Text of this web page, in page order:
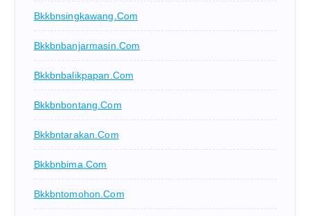
Bkkbnsingkawang.com
Bkkbnbanjarmasin.com
Bkkbnbalikpapan.com
Bkkbnbontang.com
Bkkbntarakan.com
Bkkbnbima.com
Bkkbntomohon.com